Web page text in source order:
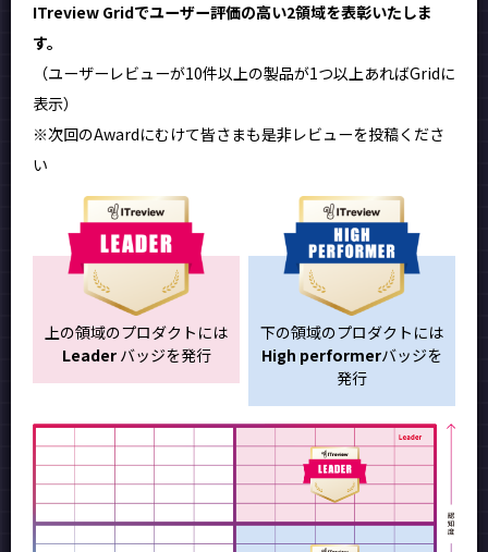
ITreview Gridでユーザー評価の高い2領域を表彰いたしま
す。
（ユーザーレビューが10件以上の製品が1つ以上あればGridに
表示）
※次回のAwardにむけて皆さまも是非レビューを投稿くださ
い
上の領域のプロダクトには
Leaderバッジを発行
下の領域のプロダクトには
High performerバッジを
発行